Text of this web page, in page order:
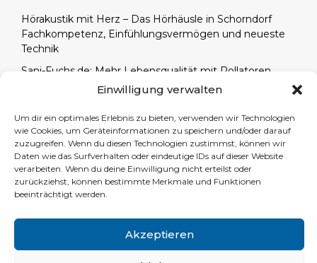
Einwilligung verwalten
Um dir ein optimales Erlebnis zu bieten, verwenden wir Technologien
wie Cookies, um Geräteinformationen zu speichern und/oder darauf
zuzugreifen. Wenn du diesen Technologien zustimmst, können wir
Daten wie das Surfverhalten oder eindeutige IDs auf dieser Website
verarbeiten. Wenn du deine Einwilligung nicht erteilst oder
zurückziehst, können bestimmte Merkmale und Funktionen
beeinträchtigt werden.
Akzeptieren
Hörakustik mit Herz – Das Hörhäusle in Schorndorf
Fachkompetenz, Einfühlungsvermögen und neueste
Technik
Sani-Fuchs.de: Mehr Lebensqualität mit Rollatoren,
Elektromobilen und Pflegebetten – Mehr Mobilität,
Notfallmedizin leicht gemacht: Ihre Ausrüstung vom
Profi – Alles für Beatmung, Diagnostik und Rettung –
vertrauen Sie auf geprüfte Qualität und schnellen
Service.
Welche Kopfhörer eignen sich für Hörgeräteträger?